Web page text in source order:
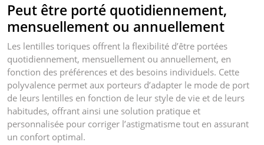
Peut être porté quotidiennement,
mensuellement ou annuellement
Les lentilles toriques offrent la flexibilité d’être portées
quotidiennement, mensuellement ou annuellement, en
fonction des préférences et des besoins individuels. Cette
polyvalence permet aux porteurs d’adapter le mode de port
de leurs lentilles en fonction de leur style de vie et de leurs
habitudes, offrant ainsi une solution pratique et
personnalisée pour corriger l’astigmatisme tout en assurant
un confort optimal.